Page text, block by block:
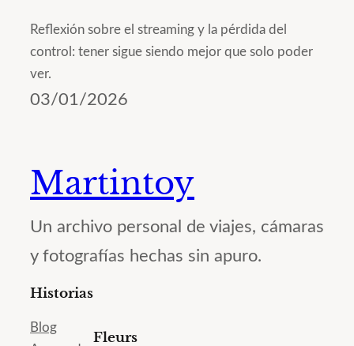
Reflexión sobre el streaming y la pérdida del
control: tener sigue siendo mejor que solo poder
ver.
03/01/2026
Martintoy
Un archivo personal de viajes, cámaras
y fotografías hechas sin apuro.
Historias
Blog
Fleurs